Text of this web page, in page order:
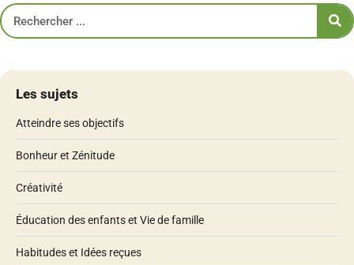
Les sujets
Atteindre ses objectifs
Bonheur et Zénitude
Créativité
Éducation des enfants et Vie de famille
Habitudes et Idées reçues